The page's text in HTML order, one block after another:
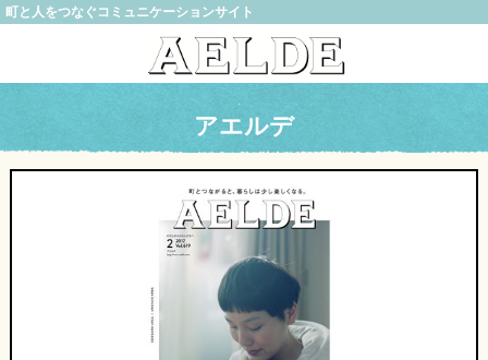
町と人をつなぐコミュニケーションサイト
アエルデ